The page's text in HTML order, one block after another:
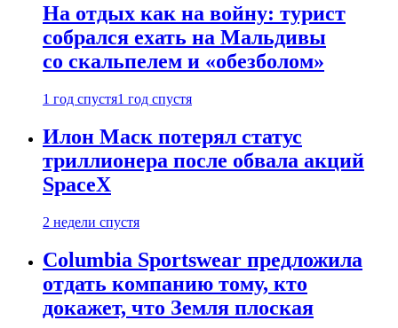
На отдых как на войну: турист
собрался ехать на Мальдивы
со скальпелем и «обезболом»
1 год спустя1 год спустя
Илон Маск потерял статус
триллионера после обвала акций
SpaceX
2 недели спустя
Columbia Sportswear предложила
отдать компанию тому, кто
докажет, что Земля плоская